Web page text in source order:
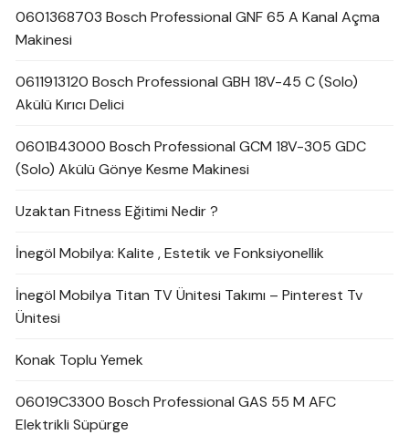
0601368703 Bosch Professional GNF 65 A Kanal Açma
Makinesi
0611913120 Bosch Professional GBH 18V-45 C (Solo)
Akülü Kırıcı Delici
0601B43000 Bosch Professional GCM 18V-305 GDC
(Solo) Akülü Gönye Kesme Makinesi
Uzaktan Fitness Eğitimi Nedir ?
İnegöl Mobilya: Kalite , Estetik ve Fonksiyonellik
İnegöl Mobilya Titan TV Ünitesi Takımı – Pinterest Tv
Ünitesi
Konak Toplu Yemek
06019C3300 Bosch Professional GAS 55 M AFC
Elektrikli Süpürge